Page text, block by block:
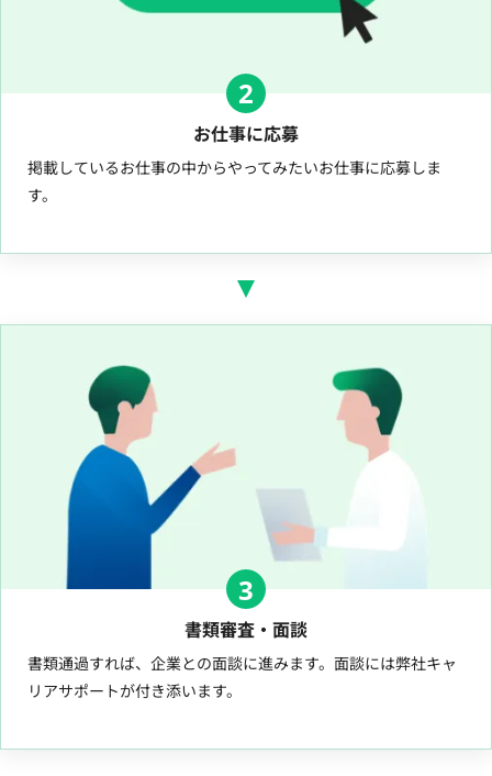
2
お仕事に応募
掲載しているお仕事の中からやってみたいお仕事に応募しま
す。
3
書類審査・面談
書類通過すれば、企業との面談に進みます。面談には弊社キャ
リアサポートが付き添います。